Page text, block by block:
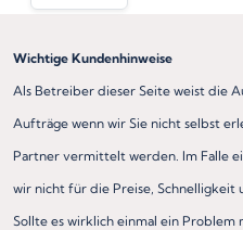
Wichtige Kundenhinweise
Als Betreiber dieser Seite weist die
Aufträge wenn wir Sie nicht selbst
Partner vermittelt werden. Im Falle
wir nicht für die Preise,
Sollte es wirklich einmal ein